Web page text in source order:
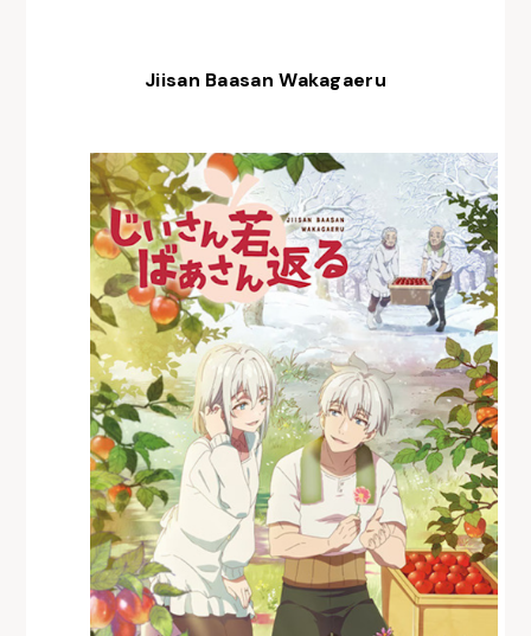
Jiisan Baasan Wakagaeru